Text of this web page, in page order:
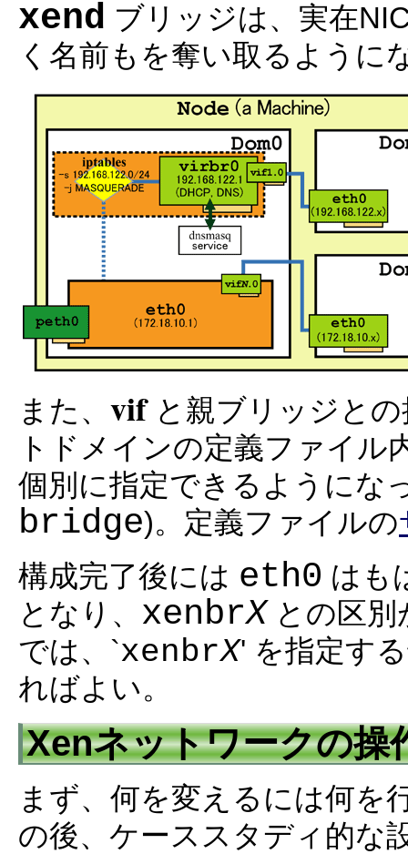
xend ブリッジは、実在
く名前もを奪い取るように
また、 vifと親ブリッジとの
トドメインの定義ファイル
個別に指定できるようにな
bridge)。定義ファイルの
構成完了後には eth0 はも
となり、 xenbrX との区
では、`xenbrX' を指定す
ればよい。
Xenネットワークの操
まず、何を変えるには何を
の後、ケーススタディ的な